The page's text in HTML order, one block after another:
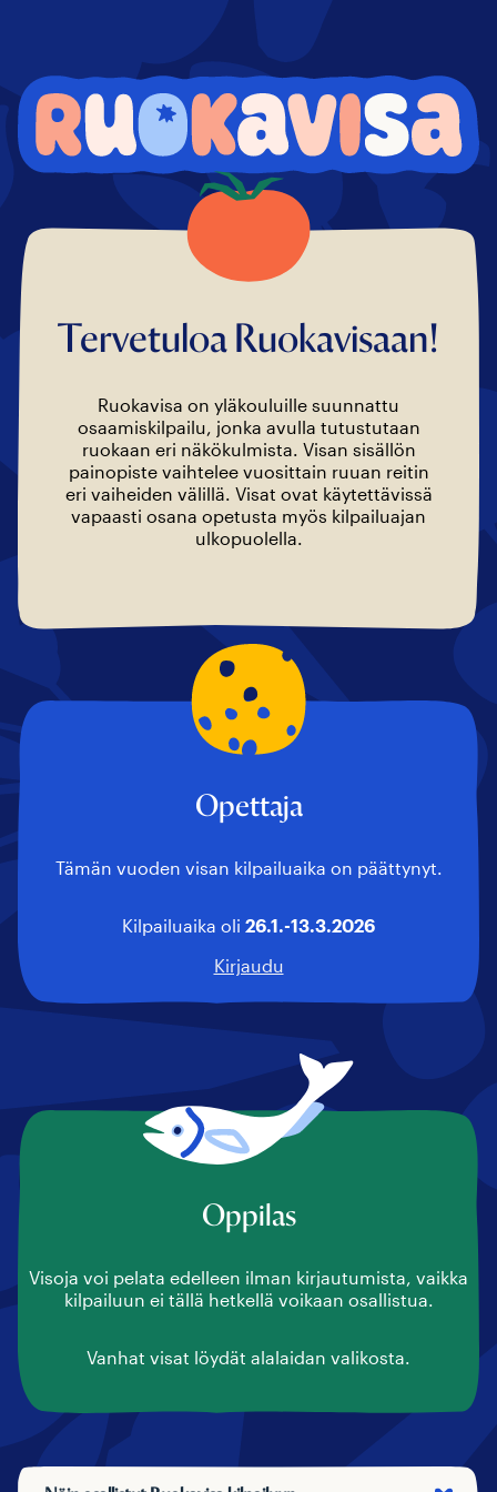
Tervetuloa Ruokavisaan!
Ruokavisa on yläkouluille suunnattu
osaamiskilpailu, jonka avulla tutustutaan
ruokaan eri näkökulmista. Visan sisällön
painopiste vaihtelee vuosittain ruuan reitin
eri vaiheiden välillä. Visat ovat käytettävissä
vapaasti osana opetusta myös kilpailuajan
ulkopuolella.
Opettaja
Tämän vuoden visan kilpailuaika on päättynyt.
Kilpailuaika oli 26.1.-13.3.2026
Kirjaudu
Oppilas
Visoja voi pelata edelleen ilman kirjautumista, vaikka
kilpailuun ei tällä hetkellä voikaan osallistua.
Vanhat visat löydät alalaidan valikosta.